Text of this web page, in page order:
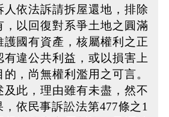
人依法訴請拆屋還地，排除
，以回復對系爭土地之圓滿
護國有資產，核屬權利之正
有違公共利益，或以損害上
，尚無權利濫用之可言。
及此，理由雖有未盡，然不
依民事訴訟法第477條之1